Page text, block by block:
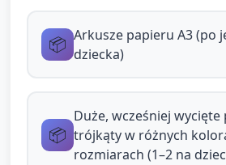
Tworzenie trójkąta
Dzieci wybierają jeden duży
bazę i kładą go na swojej
📦 Arkusze papieru A3 (po
dziecka)
📦
Duże, wcześniej
trójkąty w różnych
rozmiarach (1–2 na